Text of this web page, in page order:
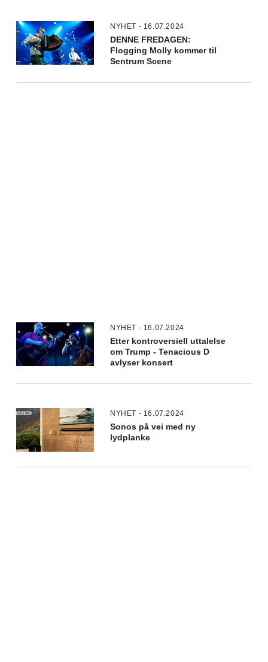
NYHET - 16.07.2024
DENNE FREDAGEN:
Flogging Molly kommer til
Sentrum Scene
NYHET - 16.07.2024
Etter kontroversiell uttalelse
om Trump - Tenacious D
avlyser konsert
NYHET - 16.07.2024
Sonos på vei med ny
lydplanke